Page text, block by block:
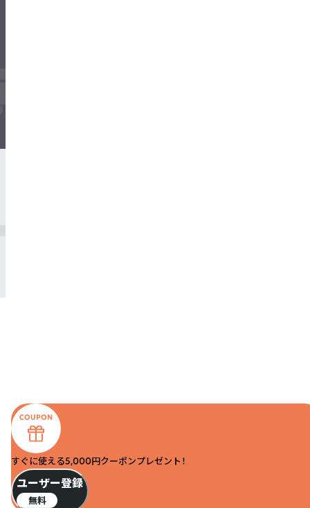
すぐに使える5,000円クーポンプレゼント！
ユーザー登録
無料